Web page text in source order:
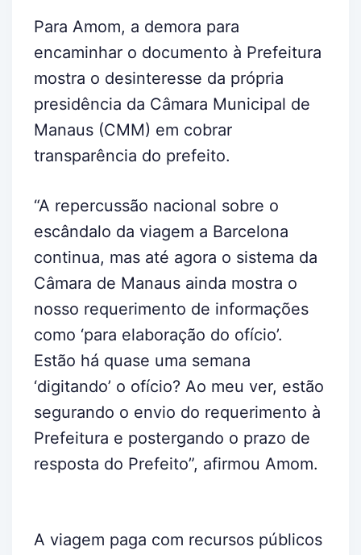
Para Amom, a demora para
encaminhar o documento à Prefeitura
mostra o desinteresse da própria
presidência da Câmara Municipal de
Manaus (CMM) em cobrar
transparência do prefeito.
“A repercussão nacional sobre o
escândalo da viagem a Barcelona
continua, mas até agora o sistema da
Câmara de Manaus ainda mostra o
nosso requerimento de informações
como ‘para elaboração do ofício’.
Estão há quase uma semana
‘digitando’ o ofício? Ao meu ver, estão
segurando o envio do requerimento à
Prefeitura e postergando o prazo de
resposta do Prefeito”, afirmou Amom.
A viagem paga com recursos públicos